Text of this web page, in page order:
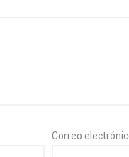
Correo